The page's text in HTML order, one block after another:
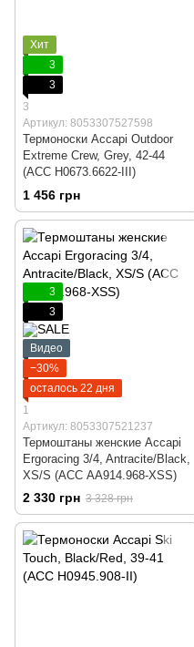
Хит
3
3
3
Артикул: 8053307527598
Термоноски Accapi Outdoor
Extreme Crew, Grey, 42-44
(ACC H0673.6622-III)
1 456 грн
3
3
Видео
−30%
осталось 22 дня
1
Артикул: 8053307521237
Термоштаны женские Accapi
Ergoracing 3/4, Antracite/Black,
XS/S (ACC АA914.968-XSS)
2 330 грн 3 328 грн